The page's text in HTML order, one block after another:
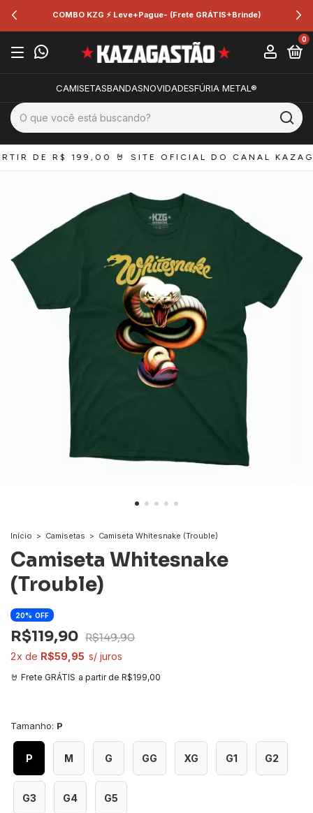
KZG ⚡ Leve+Pague- (Frete GRÁTIS+Brinde)
0
CAMISETASBANDASNOVIDADESFÚRIA METAL®
DE R$ 199,00 🤘 SITE OFICIAL DO CANAL
Início > Camisetas > Camiseta Whitesnake (Trouble)
Camiseta Whitesnake
(Trouble)
20 OFF
R$119,90 R$149,90
2 R$59,95
a partir de R$199,00
Tamanho: P
P M G GG XG G1 G2
G3 G4 G5